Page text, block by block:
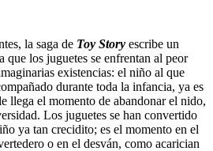
la saga de Toy Story escribe un
que los juguetes se enfrentan al peor
existencias: el niño al que
durante toda la infancia, ya es
llega el momento de abandonar el nido,
Los juguetes se han convertido
ya tan crecidito; es el momento en el
o en el desván, como acarician